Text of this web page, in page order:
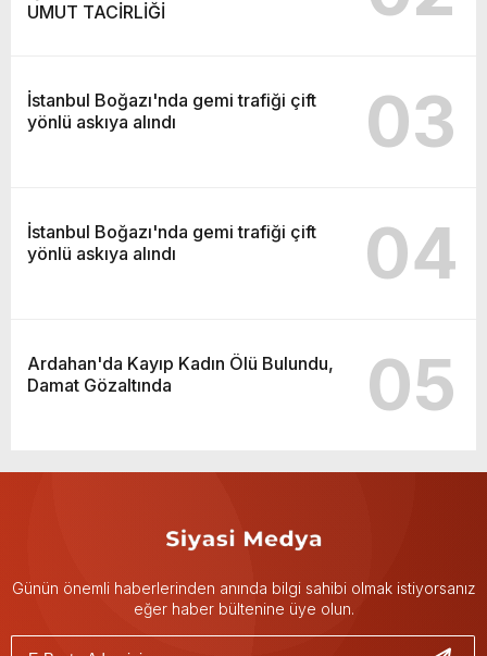
UMUT TACİRLİĞİ
İstanbul Boğazı'nda gemi trafiği çift
yönlü askıya alındı
03
İstanbul Boğazı'nda gemi trafiği çift
yönlü askıya alındı
04
Ardahan'da Kayıp Kadın Ölü Bulundu,
Damat Gözaltında
05
Günün önemli haberlerinden anında bilgi sahibi olmak istiyorsanız
eğer haber bültenine üye olun.